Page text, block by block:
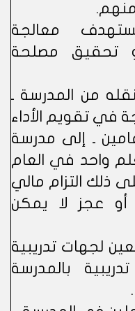
معالجة
تحقيق مصلحة
نقله من المدرسة ـ
عن (85) درجة في تقويم الأداء
ـ إلى مدرسة
واحد في العام
ذلك التزام مالي
أو عجز لا يمكن
لجهات تدريبية
بالمدرسة